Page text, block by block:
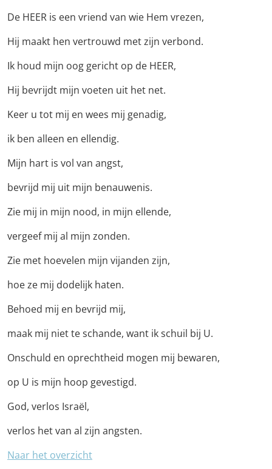
De HEER is een vriend van wie Hem vrezen,
Hij maakt hen vertrouwd met zijn verbond.
Ik houd mijn oog gericht op de HEER,
Hij bevrijdt mijn voeten uit het net.
Keer u tot mij en wees mij genadig,
ik ben alleen en ellendig.
Mijn hart is vol van angst,
bevrijd mij uit mijn benauwenis.
Zie mij in mijn nood, in mijn ellende,
vergeef mij al mijn zonden.
Zie met hoevelen mijn vijanden zijn,
hoe ze mij dodelijk haten.
Behoed mij en bevrijd mij,
maak mij niet te schande, want ik schuil bij U.
Onschuld en oprechtheid mogen mij bewaren,
op U is mijn hoop gevestigd.
God, verlos Israël,
verlos het van al zijn angsten.
Naar het overzicht